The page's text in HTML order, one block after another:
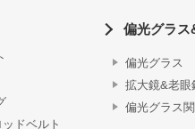
ドベルト
偏光グラス
偏光グラス
拡大鏡&老眼
偏光グラス